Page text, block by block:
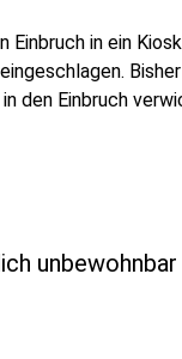
Einbruch in ein
den Einbruch
unbewohnbar